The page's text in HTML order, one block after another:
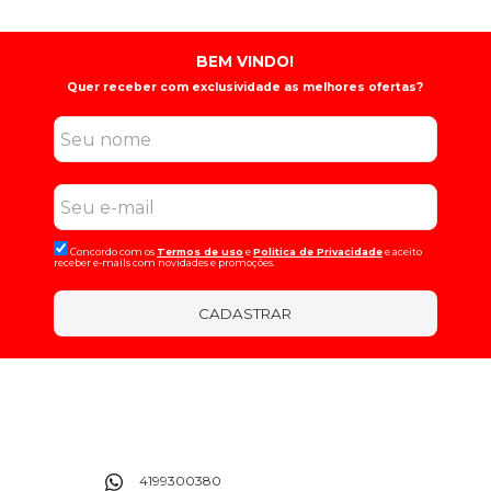
BEM VINDO!
Quer receber com exclusividade as melhores ofertas?
Concordo com os Termos de uso ePolitica de Privacidadee aceito
receber e-mails com novidades e promoções.
CADASTRAR
4199300380